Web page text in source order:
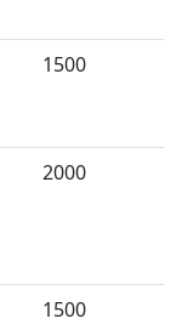
1500
2000
1500